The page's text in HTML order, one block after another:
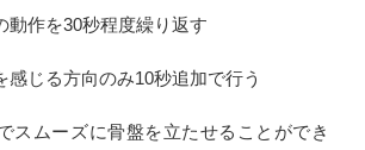
動作を30秒程度繰り返す
感じる方向のみ10秒追加で行う
スムーズに骨盤を立たせることができ